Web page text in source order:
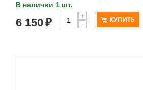
В наличии 1 шт.
6 150₽
+
−
КУПИТЬ